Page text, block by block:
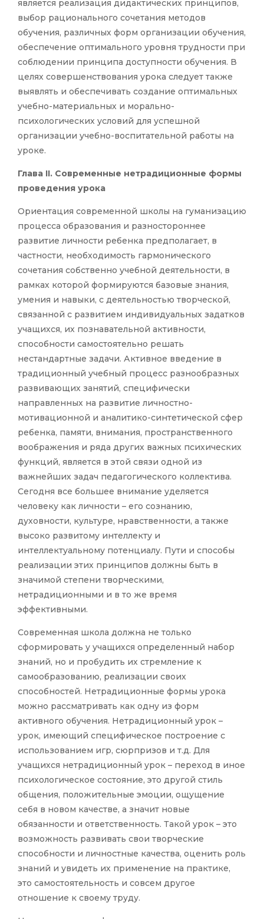
является реализация дидактических принципов,
выбор рационального сочетания методов
обучения, различных форм организации обучения,
обеспечение оптимального уровня трудности при
соблюдении принципа доступности обучения. В
целях совершенствования урока следует также
выявлять и обеспечивать создание оптимальных
учебно-материальных и морально-
психологических условий для успешной
организации учебно-воспитательной работы на
уроке.
Глава II. Современные нетрадиционные формы
проведения урока
Ориентация современной школы на гуманизацию
процесса образования и разностороннее
развитие личности ребенка предполагает, в
частности, необходимость гармонического
сочетания собственно учебной деятельности, в
рамках которой формируются базовые знания,
умения и навыки, с деятельностью творческой,
связанной с развитием индивидуальных задатков
учащихся, их познавательной активности,
способности самостоятельно решать
нестандартные задачи. Активное введение в
традиционный учебный процесс разнообразных
развивающих занятий, специфически
направленных на развитие личностно-
мотивационной и аналитико-синтетической сфер
ребенка, памяти, внимания, пространственного
воображения и ряда других важных психических
функций, является в этой связи одной из
важнейших задач педагогического коллектива.
Сегодня все большее внимание уделяется
человеку как личности – его сознанию,
духовности, культуре, нравственности, а также
высоко развитому интеллекту и
интеллектуальному потенциалу. Пути и способы
реализации этих принципов должны быть в
значимой степени творческими,
нетрадиционными и в то же время
эффективными.
Современная школа должна не только
сформировать у учащихся определенный набор
знаний, но и пробудить их стремление к
самообразованию, реализации своих
способностей. Нетрадиционные формы урока
можно рассматривать как одну из форм
активного обучения. Нетрадиционный урок –
урок, имеющий специфическое построение с
использованием игр, сюрпризов и т.д. Для
учащихся нетрадиционный урок – переход в иное
психологическое состояние, это другой стиль
общения, положительные эмоции, ощущение
себя в новом качестве, а значит новые
обязанности и ответственность. Такой урок – это
возможность развивать свои творческие
способности и личностные качества, оценить роль
знаний и увидеть их применение на практике,
это самостоятельность и совсем другое
отношение к своему труду.